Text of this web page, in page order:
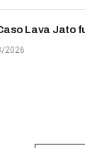
Lava Jato
2026